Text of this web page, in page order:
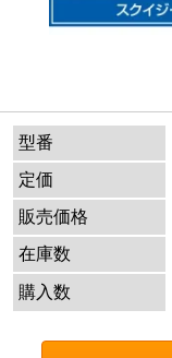
型番
定価
販売価格
在庫数
購入数